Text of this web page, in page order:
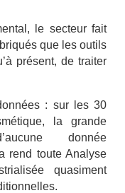
le secteur fait
que les outils
présent, de traiter
: sur les 30
la grande
donnée
rend toute Analyse
quasiment